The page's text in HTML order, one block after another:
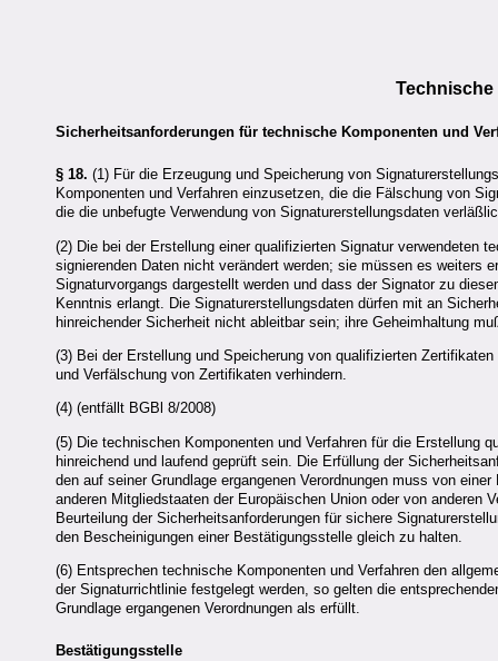
Sicherheitsanforderungen für technische Komponenten und
§ 18. (1) Für die Erzeugung und Speicherung von
Komponenten und Verfahren einzusetzen, die die Fälschung von
die die unbefugte Verwendung von Signaturerstellungsdaten
(2) Die bei der Erstellung einer qualifizierten Signatur verwendeten
signierenden Daten nicht verändert werden; sie müssen es weiters
Signaturvorgangs dargestellt werden und dass der Signator zu
Kenntnis erlangt . Die Signaturerstellungsdaten dürfen mit an
hinreichender Sicherheit nicht ableitbar sein; ihre Geheimhaltung
(3) Bei der Erstellung und Speicherung von qualifizierten
und Verfälschung von Zertifikaten verhindern.
(4) (entfällt BGBl 8/2008)
(5) Die technischen Komponenten und Verfahren für die Erstellung
hinreichend und laufend geprüft sein. Die Erfüllung der
den auf seiner Grundlage ergangenen Verordnungen muss von
anderen Mitgliedstaaten der Europäischen Union oder von anderen
Beurteilung der Sicherheitsanforderungen für sichere
den Bescheinigungen einer Bestätigungsstelle gleich zu halten.
(6) Entsprechen technische Komponenten und Verfahren den
der Signaturrichtlinie festgelegt werden, so gelten die
Grundlage ergangenen Verordnungen als erfüllt.
Bestätigungsstelle